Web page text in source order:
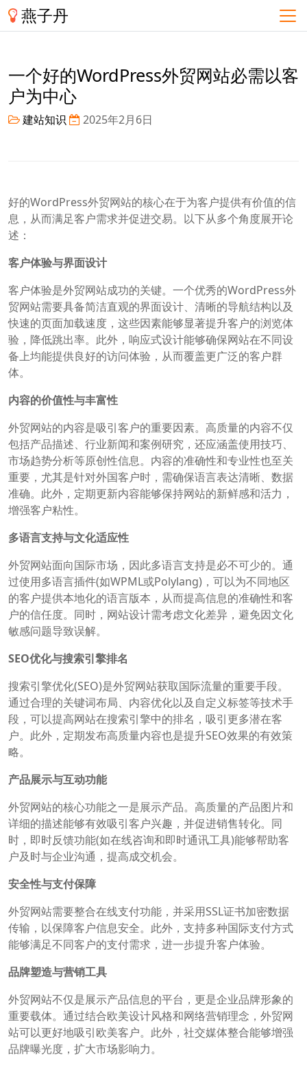
燕子丹
一个好的WordPress外贸网站必需以客
户为中心
建站知识 2025年2月6日
好的WordPress外贸网站的核心在于为客户提供有价值的信
息，从而满足客户需求并促进交易。以下从多个角度展开论
述：
客户体验与界面设计
客户体验是外贸网站成功的关键。一个优秀的WordPress外
贸网站需要具备简洁直观的界面设计、清晰的导航结构以及
快速的页面加载速度，这些因素能够显著提升客户的浏览体
验，降低跳出率。此外，响应式设计能够确保网站在不同设
备上均能提供良好的访问体验，从而覆盖更广泛的客户群
体。
内容的价值性与丰富性
外贸网站的内容是吸引客户的重要因素。高质量的内容不仅
包括产品描述、行业新闻和案例研究，还应涵盖使用技巧、
市场趋势分析等原创性信息。内容的准确性和专业性也至关
重要，尤其是针对外国客户时，需确保语言表达清晰、数据
准确。此外，定期更新内容能够保持网站的新鲜感和活力，
增强客户粘性。
多语言支持与文化适应性
外贸网站面向国际市场，因此多语言支持是必不可少的。通
过使用多语言插件(如WPML或Polylang)，可以为不同地区
的客户提供本地化的语言版本，从而提高信息的准确性和客
户的信任度。同时，网站设计需考虑文化差异，避免因文化
敏感问题导致误解。
SEO优化与搜索引擎排名
搜索引擎优化(SEO)是外贸网站获取国际流量的重要手段。
通过合理的关键词布局、内容优化以及自定义标签等技术手
段，可以提高网站在搜索引擎中的排名，吸引更多潜在客
户。此外，定期发布高质量内容也是提升SEO效果的有效策
略。
产品展示与互动功能
外贸网站的核心功能之一是展示产品。高质量的产品图片和
详细的描述能够有效吸引客户兴趣，并促进销售转化。同
时，即时反馈功能(如在线咨询和即时通讯工具)能够帮助客
户及时与企业沟通，提高成交机会。
安全性与支付保障
外贸网站需要整合在线支付功能，并采用SSL证书加密数据
传输，以保障客户信息安全。此外，支持多种国际支付方式
能够满足不同客户的支付需求，进一步提升客户体验。
品牌塑造与营销工具
外贸网站不仅是展示产品信息的平台，更是企业品牌形象的
重要载体。通过结合欧美设计风格和网络营销理念，外贸网
站可以更好地吸引欧美客户。此外，社交媒体整合能够增强
品牌曝光度，扩大市场影响力。